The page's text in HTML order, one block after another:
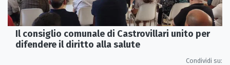
Il consiglio comunale di Castrovillari unito per
difendere il diritto alla salute
Condividi su: